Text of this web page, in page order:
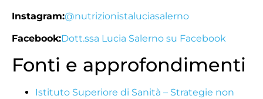
Instagram:@nutrizionistaluciasalerno
Facebook:Dott.ssa Lucia Salerno su Facebook
Fonti e approfondimenti
Istituto Superiore di Sanità – Strategie non